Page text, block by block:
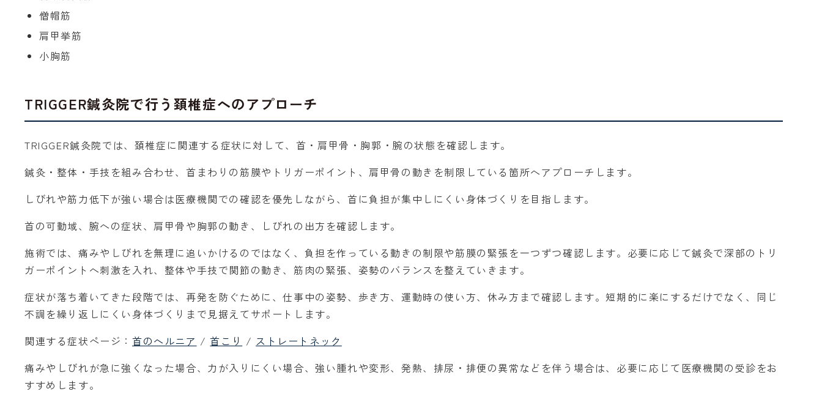
僧帽筋
肩甲挙筋
小胸筋
TRIGGER鍼灸院で行う頚椎症へのアプローチ
TRIGGER鍼灸院では、頚椎症に関連する症状に対して、首・肩甲骨・胸郭・腕の状態を確認します。
鍼灸・整体・手技を組み合わせ、首まわりの筋膜やトリガーポイント、肩甲骨の動きを制限している箇所へアプローチします。
しびれや筋力低下が強い場合は医療機関での確認を優先しながら、首に負担が集中しにくい身体づくりを目指します。
首の可動域、腕への症状、肩甲骨や胸郭の動き、しびれの出方を確認します。
施術では、痛みやしびれを無理に追いかけるのではなく、負担を作っている動きの制限や筋膜の緊張を一つずつ確認します。必要に応じて鍼灸で深部のトリ
ガーポイントへ刺激を入れ、整体や手技で関節の動き、筋肉の緊張、姿勢のバランスを整えていきます。
症状が落ち着いてきた段階では、再発を防ぐために、仕事中の姿勢、歩き方、運動時の使い方、休み方まで確認します。短期的に楽にするだけでなく、同じ
不調を繰り返しにくい身体づくりまで見据えてサポートします。
関連する症状ページ： 首のヘルニア /首こり / ストレートネック
痛みやしびれが急に強くなった場合、力が入りにくい場合、強い腫れや変形、発熱、排尿・排便の異常などを伴う場合は、必要に応じて医療機関の受診をお
すすめします。